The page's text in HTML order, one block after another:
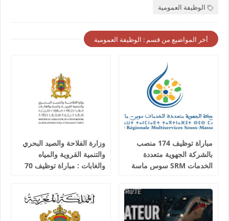
الوظيفة العمومية
أخر المواضيع من قسم : الوظيفة العمومية
مباراة توظيف 174 منصب
بالشركة الجهوية متعددة
الخدمات SRM سوس ماسة
وزارة الفلاحة والصيد البحري
والتنمية القروية والمياه
والغابات : مباراة توظيف 70